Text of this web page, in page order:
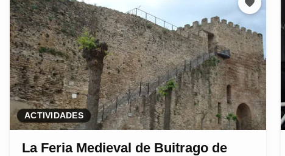
ACTIVIDADES
La Feria Medieval de Buitrago de